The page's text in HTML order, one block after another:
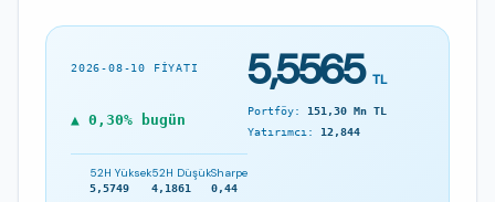
2026-08-10 FIYATI 5,5565 TL
▲ 0,30% bugün
Portföy: 151,30 Mn TL
Yatırımcı: 12,844
52H Yüksek
5,5749
52H Düşük
4,1861
Sharpe
0,44